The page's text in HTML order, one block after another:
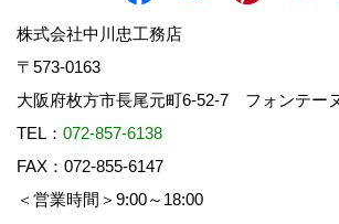
株式会社中川忠工務店
〒573-0163
大阪府枚方市長尾元町6-52-7 フォンテー
TEL： 072-857-6138
FAX：072-855-6147
＜営業時間＞9:00～18:00